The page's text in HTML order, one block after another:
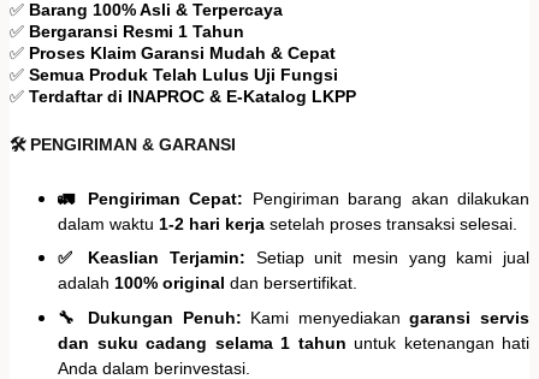
✅ Barang 100% Asli & Terpercaya
✅ Bergaransi Resmi 1 Tahun
✅ Proses Klaim Garansi Mudah & Cepat
✅ Semua Produk Telah Lulus Uji Fungsi
✅ Terdaftar di INAPROC & E-Katalog LKPP
🛠️ PENGIRIMAN & GARANSI
🚛 Pengiriman Cepat: Pengiriman barang akan dilakukan
dalam waktu 1-2 hari kerja setelah proses transaksi selesai.
✅ Keaslian Terjamin: Setiap unit mesin yang kami jual
adalah 100% original dan bersertifikat.
🔧 Dukungan Penuh: Kami menyediakangaransi servis
dan suku cadang selama 1 tahun untuk ketenangan hati
Anda dalam berinvestasi.